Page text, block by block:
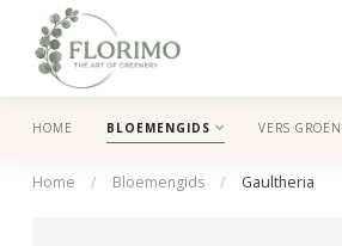
HOME BLOEMENGIDS VERS GROEN
Home / Bloemengids / Gaultheria